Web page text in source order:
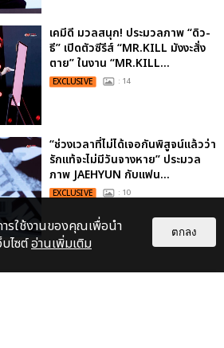
เคมีดี มวลสนุก! ประมวลภาพ “ดิว-
ธี” เปิดตัวซีรีส์ “MR.KILL มังงะสั่ง
ตาย” ในงาน “MR.KILL...
EXCLUSIVE : 14
“ช่วงเวลาที่ไม่ได้เจอกันพิสูจน์แล้วว่า
รักแท้จะไม่มีวันจางหาย” ประมวล
ภาพ JAEHYUN กับแฟน...
EXCLUSIVE : 10
รใช้งานของคุณเพื่อนำ
ไซต์อ่านเพิ่มเติม
ตกลง